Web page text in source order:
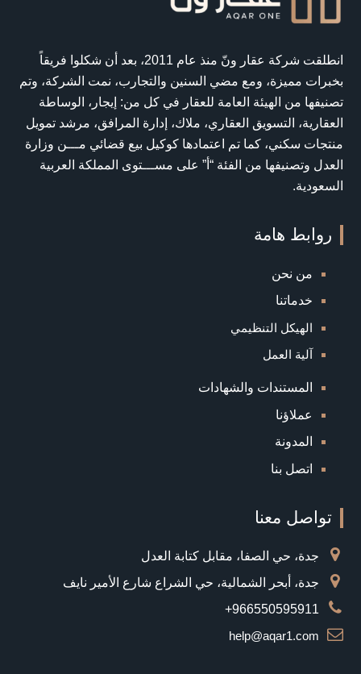
انطلقت شركة عقار ونّ منذ عام 2011، بعد أن شكلوا فريقاً
بخبرات مميزة، ومع مضي السنين والتجارب، نمت الشركة، وتم
تصنيفها من الهيئة العامة للعقار في كل من: إيجار، الوساطة
العقارية، التسويق العقاري، ملاك، إدارة المرافق، مرشد تمويل
منتجات سكني، كما تم اعتمادها كوكيل بيع قضائي مـــن وزارة
العدل وتصنيفها من الفئة “أ” على مســـتوى المملكة العربية
السعودية.
روابط هامة
من نحن
خدماتنا
الهيكل التنظيمي
آلية العمل
المستندات والشهادات
عملاؤنا
المدونة
اتصل بنا
تواصل معنا
جدة، حي الصفا، مقابل كتابة العدل
جدة، أبحر الشمالية، حي الشراع شارع الأمير نايف
966550595911+
help@aqar1.com